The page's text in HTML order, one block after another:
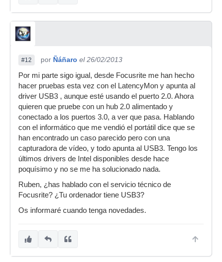
#12 por Ñáñaro el 26/02/2013
Por mi parte sigo igual, desde Focusrite me han hecho
hacer pruebas esta vez con el LatencyMon y apunta al
driver USB3 , aunque esté usando el puerto 2.0. Ahora
quieren que pruebe con un hub 2.0 alimentado y
conectado a los puertos 3.0, a ver que pasa. Hablando
con el informático que me vendió el portátil dice que se
han encontrado un caso parecido pero con una
capturadora de vídeo, y todo apunta al USB3. Tengo los
últimos drivers de Intel disponibles desde hace
poquísimo y no se me ha solucionado nada.
Ruben, ¿has hablado con el servicio técnico de
Focusrite? ¿Tu ordenador tiene USB3?
Os informaré cuando tenga novedades.